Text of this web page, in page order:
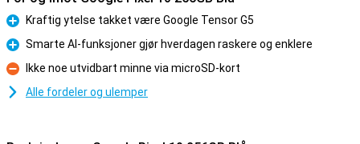
Fordel
Kraftig ytelse takket være Google Tensor G5
Fordel
Smarte AI-funksjoner gjør hverdagen raskere og enklere
Ulempe
Ikke noe utvidbart minne via microSD-kort
Alle fordeler og ulemper